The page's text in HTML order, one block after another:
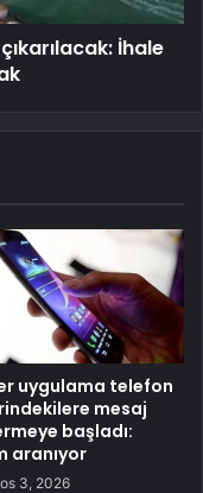
İhale
uygulama telefon
mesaj
başladı:
aranıyor
3, 2026